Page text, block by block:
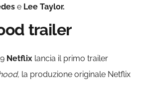
e Lee Taylor.
trailer
Netflix lancia il primo trailer
la produzione originale Netflix